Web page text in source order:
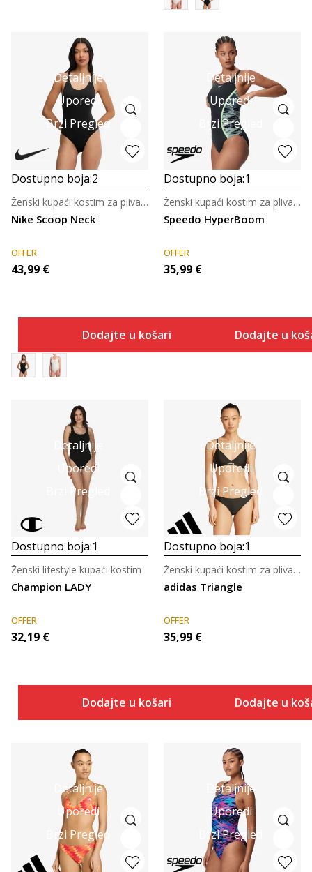
Detaljnije
Uporedi
Brzi Pregled
Dostupno boja:2
Nike Scoop Neck
Ženski kupaći kostim za plivanje
OFFER
43,99 €
Dodajte u košaricu
Detaljnije
Uporedi
Brzi Pregled
Dostupno boja:1
Speedo HyperBoom
Ženski kupaći kostim za plivanje
OFFER
35,99 €
Dodajte u
Detaljnije
Uporedi
Brzi Pregled
Dostupno boja:1
Champion LADY
Ženski lifestyle kupaći kostim
OFFER
32,19 €
Dodajte u košaricu
Detaljnije
Uporedi
Brzi Pregled
Dostupno boja:1
adidas Triangle
Ženski kupaći kostim za plivanje
OFFER
35,99 €
Dodajte u
Detaljnije
Uporedi
Brzi Pregled
Detaljnije
Uporedi
Brzi Pregled